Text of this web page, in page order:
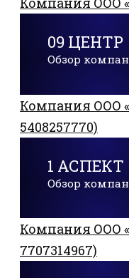
09 ЦЕНТР
Обзор
Компания ООО
5408257770)
1 АСПЕКТ
Обзор
Компания ООО
7707314967)